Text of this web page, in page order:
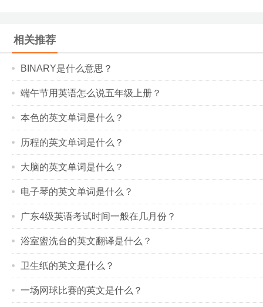
相关推荐
BINARY是什么意思？
端午节用英语怎么说五年级上册？
本色的英文单词是什么？
历程的英文单词是什么？
大脑的英文单词是什么？
电子琴的英文单词是什么？
广东4级英语考试时间一般在几月份？
浴室盥洗台的英文翻译是什么？
卫生纸的英文是什么？
一场网球比赛的英文是什么？